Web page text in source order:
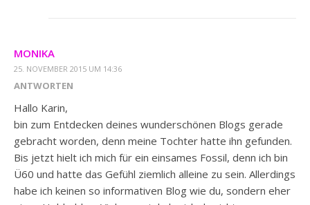
MONIKA
25. NOVEMBER 2015 UM 14:36
ANTWORTEN
Hallo Karin,
bin zum Entdecken deines wunderschönen Blogs gerade
gebracht worden, denn meine Tochter hatte ihn gefunden.
Bis jetzt hielt ich mich für ein einsames Fossil, denn ich bin
Ü60 und hatte das Gefühl ziemlich alleine zu sein. Allerdings
habe ich keinen so informativen Blog wie du, sondern eher